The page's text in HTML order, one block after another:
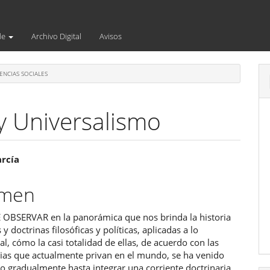
Archivo Digital Avisos
SOCIALES
Universalismo
OBSERVAR en la panorámica que nos brinda la historia
y doctrinas filosóficas y políticas, aplicadas a lo
cómo la casi totalidad de ellas, de acuerdo con las
que actualmente privan en el mundo, se ha venido
gradualmente hasta integrar una corriente doctrinaria